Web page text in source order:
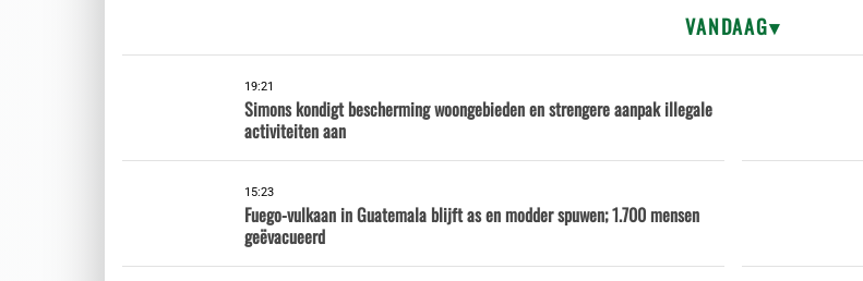
VANDAAG
19:21
Simons kondigt bescherming woongebieden en strengere aanpak illegale
activiteiten aan
15:23
Fuego-vulkaan in Guatemala blijft as en modder spuwen; 1.700 mensen
geëvacueerd